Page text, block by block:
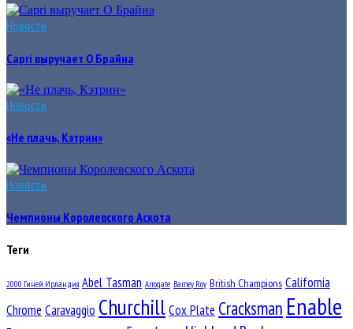
Новости
Capri выручает О Брайна
Новости
«Не плачь, Кэтрин»
Новости
Чемпионы Королевского Аскота
Теги
2000 Гиней Ирландия Abel Tasman Arrogate Barney Roy British Champions California
Chrome Caravaggio ChurchillCox Plate Cracksman Enable